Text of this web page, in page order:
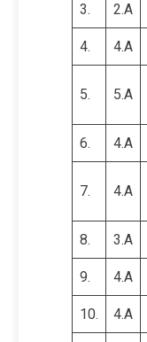
3. 2.A
4. 4.A
5. 5.A
6. 4.A
7. 4.A
8. 3.A
9. 4.A
10. 4.A